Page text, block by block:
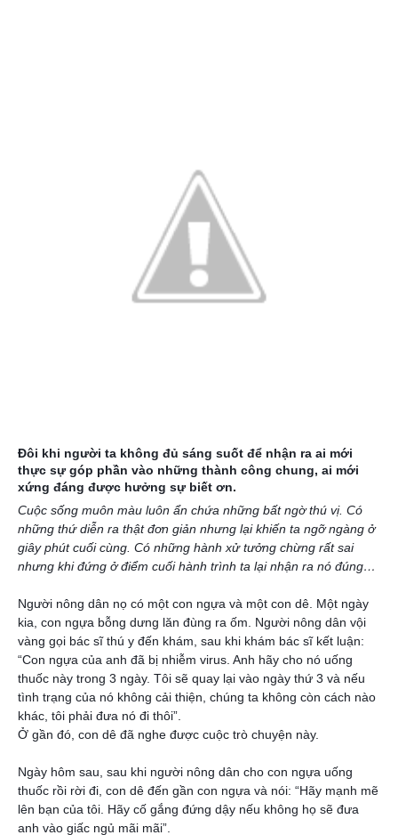
Đôi khi người ta không đủ sáng suốt để nhận ra ai mới
thực sự góp phần vào những thành công chung, ai mới
xứng đáng được hưởng sự biết ơn.
Cuộc sống muôn màu luôn ẩn chứa những bất ngờ thú vị. Có
những thứ diễn ra thật đơn giản nhưng lại khiến ta ngỡ ngàng ở
giây phút cuối cùng. Có những hành xử tưởng chừng rất sai
nhưng khi đứng ở điểm cuối hành trình ta lại nhận ra nó đúng…
Người nông dân nọ có một con ngựa và một con dê. Một ngày
kia, con ngựa bỗng dưng lăn đùng ra ốm. Người nông dân vội
vàng gọi bác sĩ thú y đến khám, sau khi khám bác sĩ kết luận:
“Con ngựa của anh đã bị nhiễm virus. Anh hãy cho nó uống
thuốc này trong 3 ngày. Tôi sẽ quay lại vào ngày thứ 3 và nếu
tình trạng của nó không cải thiện, chúng ta không còn cách nào
khác, tôi phải đưa nó đi thôi”.
Ở gần đó, con dê đã nghe được cuộc trò chuyện này.
Ngày hôm sau, sau khi người nông dân cho con ngựa uống
thuốc rồi rời đi, con dê đến gần con ngựa và nói: “Hãy mạnh mẽ
lên bạn của tôi. Hãy cố gắng đứng dậy nếu không họ sẽ đưa
anh vào giấc ngủ mãi mãi”.